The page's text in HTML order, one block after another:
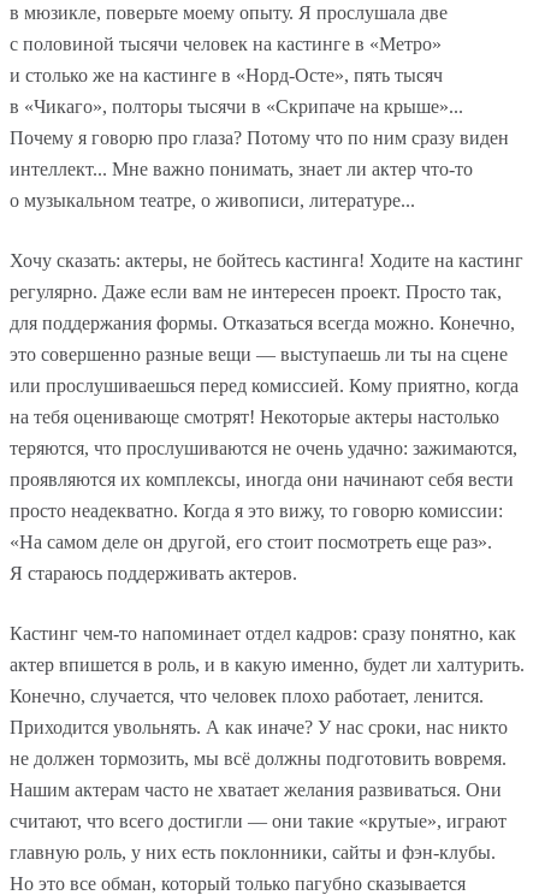
в мюзикле, поверьте моему опыту. Я прослушала две
с половиной тысячи человек на кастинге в «Метро»
и столько же на кастинге в «Норд-Осте», пять тысяч
в «Чикаго», полторы тысячи в «Скрипаче на крыше»...
Почему я говорю про глаза? Потому что по ним сразу виден
интеллект... Мне важно понимать, знает ли актер что-то
о музыкальном театре, о живописи, литературе...
Хочу сказать: актеры, не бойтесь кастинга! Ходите на кастинг
регулярно. Даже если вам не интересен проект. Просто так,
для поддержания формы. Отказаться всегда можно. Конечно,
это совершенно разные вещи — выступаешь ли ты на сцене
или прослушиваешься перед комиссией. Кому приятно, когда
на тебя оценивающе смотрят! Некоторые актеры настолько
теряются, что прослушиваются не очень удачно: зажимаются,
проявляются их комплексы, иногда они начинают себя вести
просто неадекватно. Когда я это вижу, то говорю комиссии:
«На самом деле он другой, его стоит посмотреть еще раз».
Я стараюсь поддерживать актеров.
Кастинг чем-то напоминает отдел кадров: сразу понятно, как
актер впишется в роль, и в какую именно, будет ли халтурить.
Конечно, случается, что человек плохо работает, ленится.
Приходится увольнять. А как иначе? У нас сроки, нас никто
не должен тормозить, мы всё должны подготовить вовремя.
Нашим актерам часто не хватает желания развиваться. Они
считают, что всего достигли — они такие «крутые», играют
главную роль, у них есть поклонники, сайты и фэн-клубы.
Но это все обман, который только пагубно сказывается